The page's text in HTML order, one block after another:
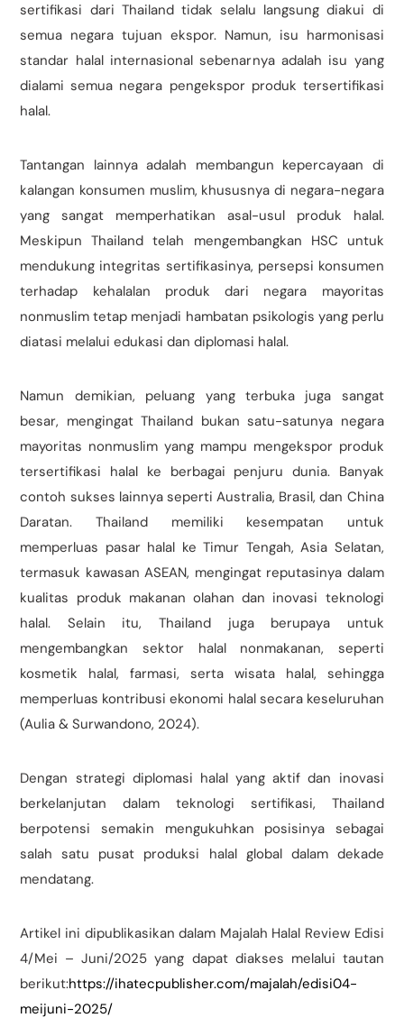
sertifikasi dari Thailand tidak selalu langsung diakui di
semua negara tujuan ekspor. Namun, isu harmonisasi
standar halal internasional sebenarnya adalah isu yang
dialami semua negara pengekspor produk tersertifikasi
halal.
Tantangan lainnya adalah membangun kepercayaan di
kalangan konsumen muslim, khususnya di negara-negara
yang sangat memperhatikan asal-usul produk halal.
Meskipun Thailand telah mengembangkan HSC untuk
mendukung integritas sertifikasinya, persepsi konsumen
terhadap kehalalan produk dari negara mayoritas
nonmuslim tetap menjadi hambatan psikologis yang perlu
diatasi melalui edukasi dan diplomasi halal.
Namun demikian, peluang yang terbuka juga sangat
besar, mengingat Thailand bukan satu-satunya negara
mayoritas nonmuslim yang mampu mengekspor produk
tersertifikasi halal ke berbagai penjuru dunia. Banyak
contoh sukses lainnya seperti Australia, Brasil, dan China
Daratan. Thailand memiliki kesempatan untuk
memperluas pasar halal ke Timur Tengah, Asia Selatan,
termasuk kawasan ASEAN, mengingat reputasinya dalam
kualitas produk makanan olahan dan inovasi teknologi
halal. Selain itu, Thailand juga berupaya untuk
mengembangkan sektor halal nonmakanan, seperti
kosmetik halal, farmasi, serta wisata halal, sehingga
memperluas kontribusi ekonomi halal secara keseluruhan
(Aulia & Surwandono, 2024).
Dengan strategi diplomasi halal yang aktif dan inovasi
berkelanjutan dalam teknologi sertifikasi, Thailand
berpotensi semakin mengukuhkan posisinya sebagai
salah satu pusat produksi halal global dalam dekade
mendatang.
Artikel ini dipublikasikan dalam Majalah Halal Review Edisi
4/Mei – Juni/2025 yang dapat diakses melalui tautan
berikut:https://ihatecpublisher.com/majalah/edisi04-
meijuni-2025/